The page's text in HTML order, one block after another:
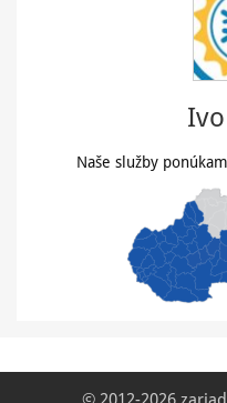
Naše služby